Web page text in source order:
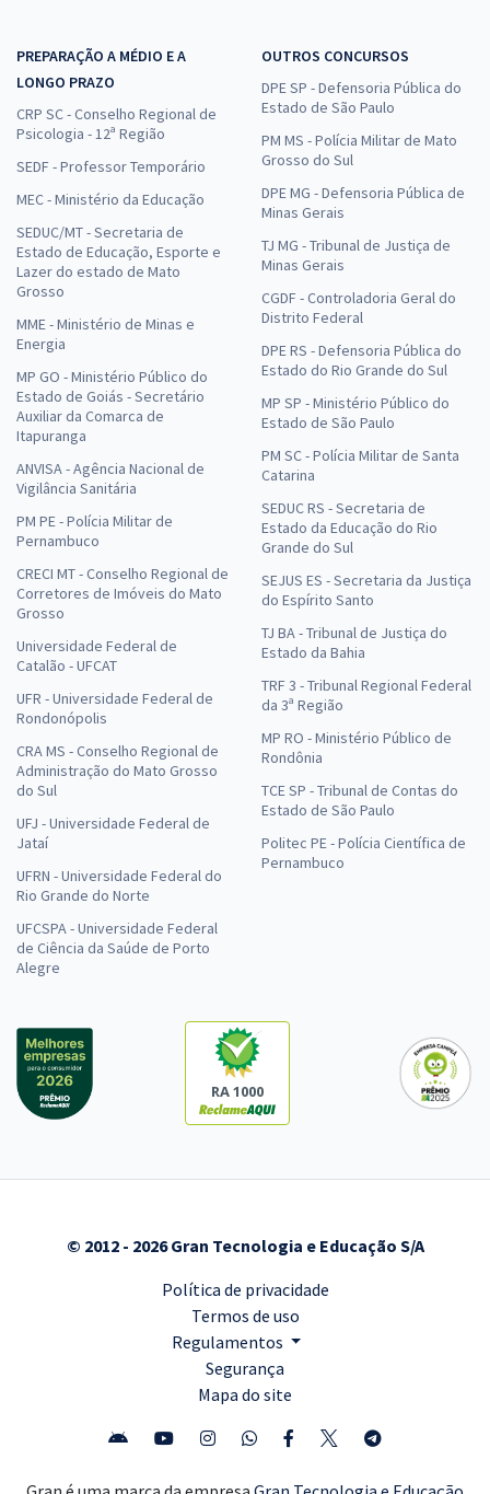
PREPARAÇÃO A MÉDIO E A
LONGO PRAZO
CRP SC - Conselho Regional de
Psicologia - 12ª Região
SEDF - Professor Temporário
MEC - Ministério da Educação
SEDUC/MT - Secretaria de
Estado de Educação, Esporte e
Lazer do estado de Mato
Grosso
MME - Ministério de Minas e
Energia
MP GO - Ministério Público do
Estado de Goiás - Secretário
Auxiliar da Comarca de
Itapuranga
ANVISA - Agência Nacional de
Vigilância Sanitária
PM PE - Polícia Militar de
Pernambuco
CRECI MT - Conselho Regional de
Corretores de Imóveis do Mato
Grosso
Universidade Federal de
Catalão - UFCAT
UFR - Universidade Federal de
Rondonópolis
CRA MS - Conselho Regional de
Administração do Mato Grosso
do Sul
UFJ - Universidade Federal de
Jataí
UFRN - Universidade Federal do
Rio Grande do Norte
UFCSPA - Universidade Federal
de Ciência da Saúde de Porto
Alegre
OUTROS CONCURSOS
DPE SP - Defensoria Pública do
Estado de São Paulo
PM MS - Polícia Militar de Mato
Grosso do Sul
DPE MG - Defensoria Pública de
Minas Gerais
TJ MG - Tribunal de Justiça de
Minas Gerais
CGDF - Controladoria Geral do
Distrito Federal
DPE RS - Defensoria Pública do
Estado do Rio Grande do Sul
MP SP - Ministério Público do
Estado de São Paulo
PM SC - Polícia Militar de Santa
Catarina
SEDUC RS - Secretaria de
Estado da Educação do Rio
Grande do Sul
SEJUS ES - Secretaria da Justiça
do Espírito Santo
TJ BA - Tribunal de Justiça do
Estado da Bahia
TRF 3 - Tribunal Regional Federal
da 3ª Região
MP RO - Ministério Público de
Rondônia
TCE SP - Tribunal de Contas do
Estado de São Paulo
Politec PE - Polícia Científica de
Pernambuco
RA 1000
© 2012 - 2026 Gran Tecnologia e Educação S/A
Política de privacidade
Termos de uso
Regulamentos
Segurança
Mapa do site